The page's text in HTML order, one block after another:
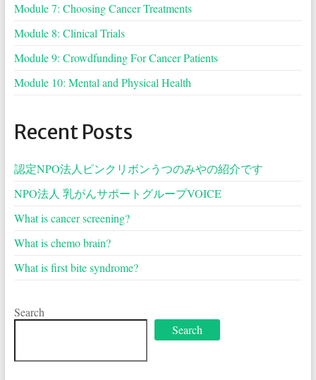
Module 7: Choosing Cancer Treatments
Module 8: Clinical Trials
Module 9: Crowdfunding For Cancer Patients
Module 10: Mental and Physical Health
Recent Posts
認定NPO法人ピンクリボンうつのみやの紹介です
NPO法人 乳がんサポートグループVOICE
What is cancer screening?
What is chemo brain?
What is first bite syndrome?
Search
Search